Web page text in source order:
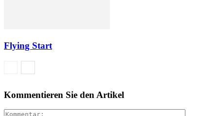
Flying Start
Kommentieren Sie den Artikel